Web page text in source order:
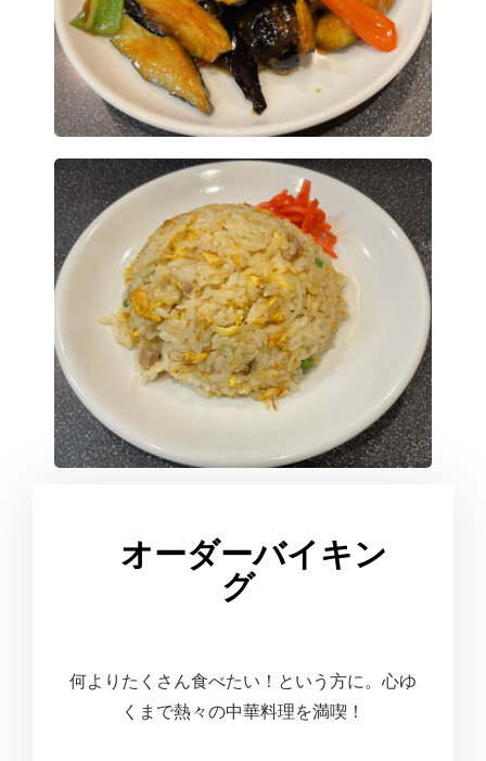
オーダーバイキン
グ
何よりたくさん食べたい！という方に。心ゆ
くまで熱々の中華料理を満喫！